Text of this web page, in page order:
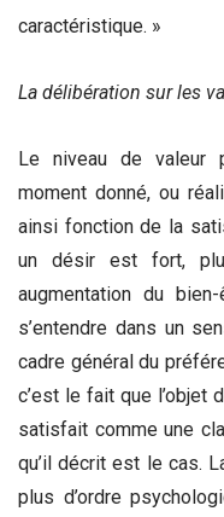
caractéristique. »
La délibération sur les
Le niveau de valeur
moment donné, ou
ainsi fonction de la
un désir est fort,
augmentation du
s’entendre dans un
cadre général du
c’est le fait que
satisfait comme une
qu’il décrit est le cas.
plus d’ordre